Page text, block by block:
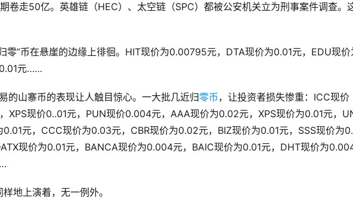
卷走50亿。英雄链（HEC）、太空链（SPC）都被公安机关立为刑事案件调查。
零”币在悬崖的边缘上徘徊。HIT现价为0.00795元，DTA现价为0.01元，EDU现价
元……
的山寨币的表现让人触目惊心。一大批几近归零币，让投资者损失惨重：ICC现价
XPS现价0..01元，PUN现价0.004元，AAA现价为0.02元，XPS现价为0.01元，
元，CCC现价为0.03元，CBR现价为0.02元，BIZ现价为0.01元，SSS现价为
现价为0.01元，BANCA现价为0.004元，BAIC现价为0.01元，DHT现价为
地上演着，无一例外。